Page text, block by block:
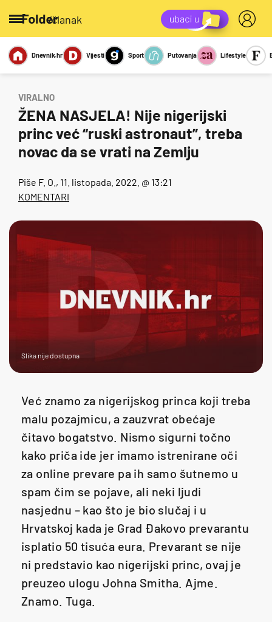
/članak
Miks Kviz
Report
Sexy
Dnevnik.hr Vijesti Sport Putovanja Lifestyle
VIRALNO
ŽENA NASJELA! Nije nigerijski
princ već “ruski astronaut”, treba
novac da se vrati na Zemlju
Piše F. O. , 11. listopada. 2022. @ 13:21
KOMENTARI
Slika nije dostupna
Već znamo za nigerijskog princa koji treba
malu pozajmicu, a zauzvrat obećaje
čitavo bogatstvo. Nismo sigurni točno
kako priča ide jer imamo istrenirane oči
za online prevare pa ih samo šutnemo u
spam čim se pojave, ali neki ljudi
nasjednu – kao što je bio slučaj i u
Hrvatskoj kada je Grad Đakovo prevarantu
isplatio 50 tisuća eura. Prevarant se nije
ni predstavio kao nigerijski princ, ovaj je
preuzeo ulogu Johna Smitha. Ajme.
Znamo. Tuga.